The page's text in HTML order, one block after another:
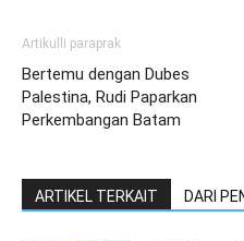
Artikulli paraprak
Bertemu dengan Dubes
Palestina, Rudi Paparkan
Perkembangan Batam
ARTIKEL TERKAIT DARI